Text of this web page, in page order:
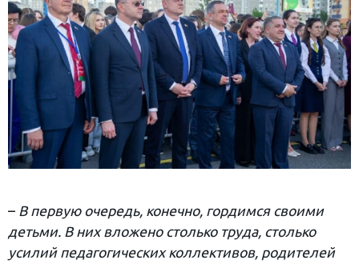
– В первую очередь, конечно, гордимся своими
детьми. В них вложено столько труда, столько
усилий педагогических коллективов, родителей